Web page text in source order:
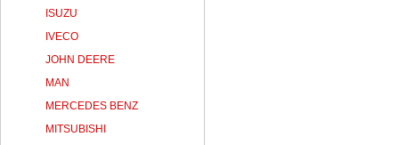
ISUZU
IVECO
JOHN DEERE
MAN
MERCEDES BENZ
MITSUBISHI